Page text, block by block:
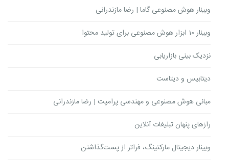
وبینار هوش مصنوعی گاما | رضا مازندرانی
وبینار 10 ابزار هوش مصنوعی برای تولید محتوا
نزدیک بینی بازاریابی
دیتابیس و دیتاست
مبانی هوش مصنوعی و مهندسی پرامپت | رضا مازندرانی
رازهای پنهان تبلیغات آنلاین
وبینار دیجیتال مارکتینگ، فراتر از پست‌گذاشتن